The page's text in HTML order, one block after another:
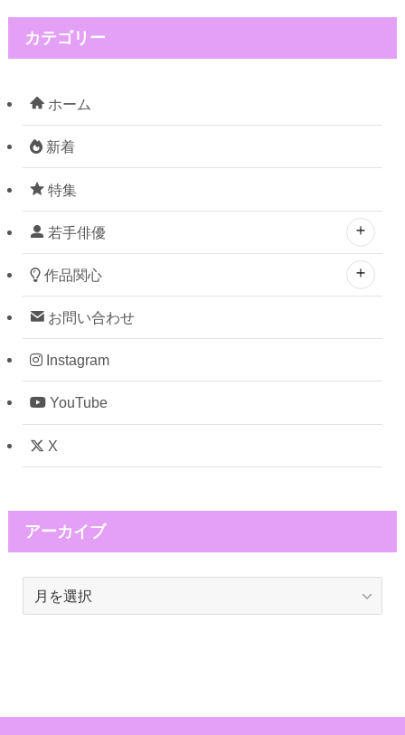
カテゴリー
ホーム
新着
特集
若手俳優
作品関心
お問い合わせ
Instagram
YouTube
X
アーカイブ